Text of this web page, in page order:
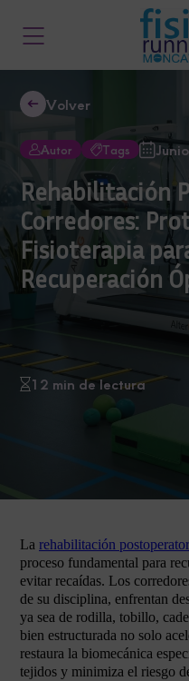
Volver
Autor Tags
Rehabilitación
Corredores:
Fisioterapia
Recuperación
12 min de lectura
La rehabilitación
proceso fundamental para
evitar recaídas. Los
de su disciplina, enfrentan
ya sea de rodilla, tobillo,
bien estructurada no solo
restaura la biomecánica
tejidos y minimiza el riesgo